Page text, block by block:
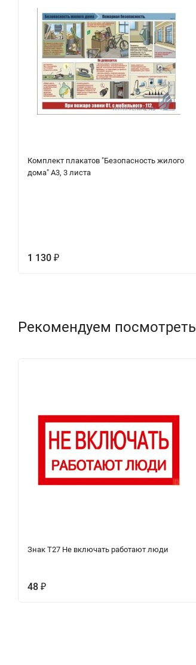
Комплект плакатов "Безопасность жилого
дома" А3, 3 листа
1 130 ₽
Рекомендуем посмотреть
Знак Т27 Не включать работают люди
48 ₽